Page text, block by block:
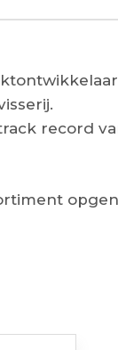
record